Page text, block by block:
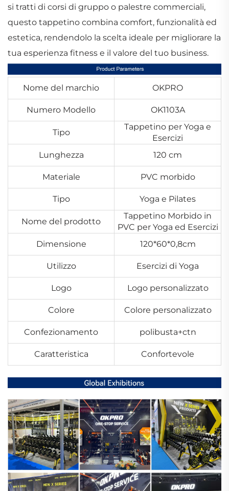
si tratti di corsi di gruppo o palestre commerciali,
questo tappetino combina comfort, funzionalità ed
estetica, rendendolo la scelta ideale per migliorare la
tua esperienza fitness e il valore del tuo business.
Nome del marchio OKPRO
Numero Modello OK1103A
Tipo
Tappetino per Yoga e
Esercizi
Lunghezza
120 cm
Materiale PVC morbido
Tipo Yoga e Pilates
Nome del prodotto
Tappetino Morbido in
PVC per Yoga ed Esercizi
Dimensione
120*60*0,8cm
Utilizzo Esercizi di Yoga
Logo Logo personalizzato
Colore Colore personalizzato
Confezionamento polibusta+ctn
Caratteristica Confortevole